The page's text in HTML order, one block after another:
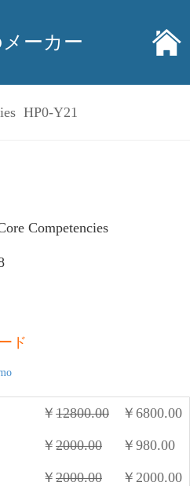
ーカー
HP0-Y21
Competencies
ド
￥ 12800.00 ￥ 6800.00
￥ 2000.00 ￥ 980.00
￥ 2000.00 ￥ 2000.00